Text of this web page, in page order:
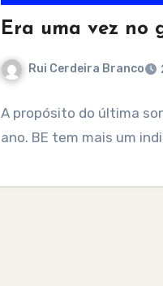
Era uma vez no
Rui Cerdeira Branco
A propósito do última
ano. BE tem mais um